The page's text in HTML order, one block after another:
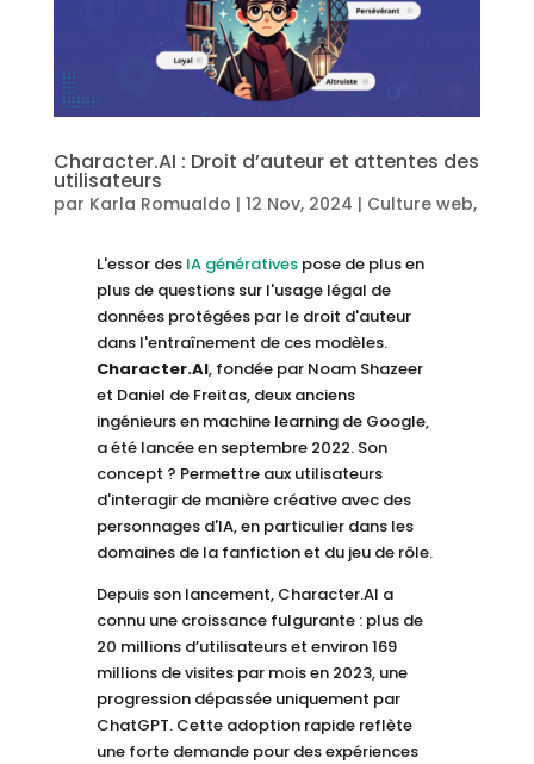
Character.AI : Droit d’auteur et attentes des
utilisateurs
par Karla Romualdo | 12 Nov, 2024 | Culture web,
L'essor des IA générativespose de plus en
plus de questions sur l'usage légal de
données protégées par le droit d'auteur
dans l'entraînement de ces modèles.
Character.AI, fondée par Noam Shazeer
et Daniel de Freitas, deux anciens
ingénieurs en machine learning de Google,
a été lancée en septembre 2022. Son
concept ? Permettre aux utilisateurs
d'interagir de manière créative avec des
personnages d'IA, en particulier dans les
domaines de la fanfiction et du jeu de rôle.
Depuis son lancement, Character.AI a
connu une croissance fulgurante : plus de
20 millions d’utilisateurs et environ 169
millions de visites par mois en 2023, une
progression dépassée uniquement par
ChatGPT. Cette adoption rapide reflète
une forte demande pour des expériences